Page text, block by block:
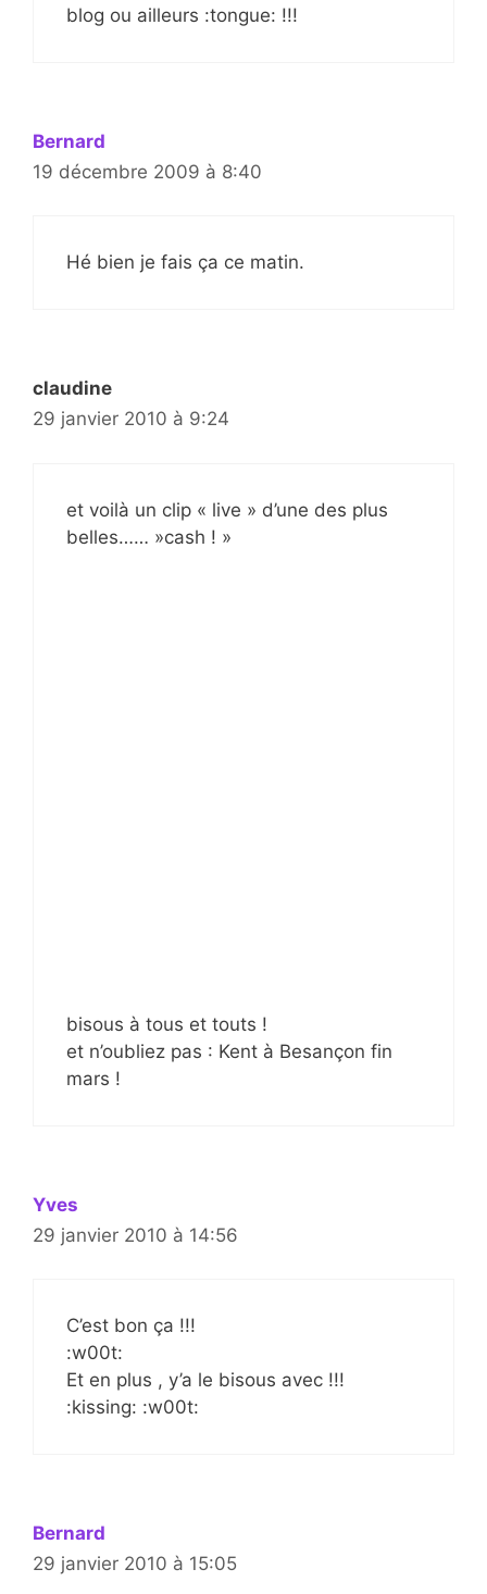
blog ou ailleurs :tongue: !!!
Bernard
19 décembre 2009 à 8:40
Hé bien je fais ça ce matin.
claudine
29 janvier 2010 à 9:24
et voilà un clip « live » d’une des plus
belles…… »cash ! »
bisous à tous et touts !
et n’oubliez pas : Kent à Besançon fin
mars !
Yves
29 janvier 2010 à 14:56
C’est bon ça !!!
:w00t:
Et en plus , y’a le bisous avec !!!
:kissing: :w00t:
Bernard
29 janvier 2010 à 15:05